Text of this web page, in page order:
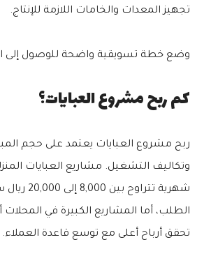
تجهيز المعدات والخامات اللازمة للإنتاج.
وضع خطة تسويقية واضحة للوصول إلى
كم ربح مشروع العبايات؟
ربح مشروع العبايات يعتمد على حجم
وتكاليف التشغيل. مشاريع العبايات
شهرية
الطلب، أما المشاريع الكبيرة في المحلات
تحقق أرباح أعلى مع توسع قاعدة العملاء.